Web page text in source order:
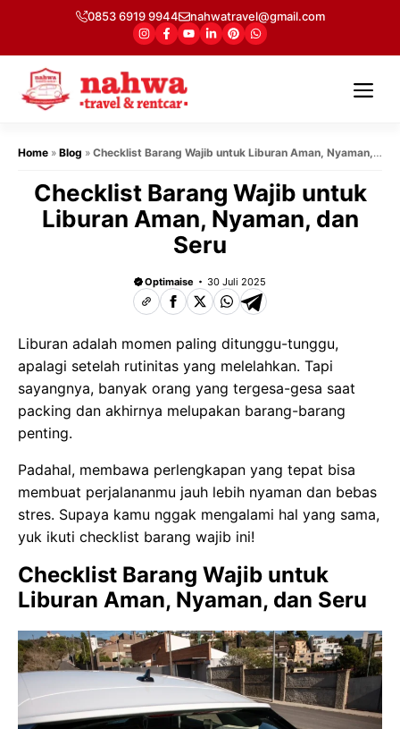
isi
0853 6919 9944 nahwatravel@gmail.com
Home » Blog » Checklist Barang Wajib untuk Liburan Aman, Nyaman,
Checklist Barang Wajib untuk
Liburan Aman, Nyaman, dan
Seru
Optimaise 30 Juli 2025
Liburan adalah momen paling ditunggu-tunggu,
apalagi setelah rutinitas yang melelahkan. Tapi
sayangnya, banyak orang yang tergesa-gesa saat
packing dan akhirnya melupakan barang-barang
penting.
Padahal, membawa perlengkapan yang tepat bisa
membuat perjalananmu jauh lebih nyaman dan bebas
stres. Supaya kamu nggak mengalami hal yang sama,
yuk ikuti checklist barang wajib ini!
Checklist Barang Wajib untuk
Liburan Aman, Nyaman, dan Seru